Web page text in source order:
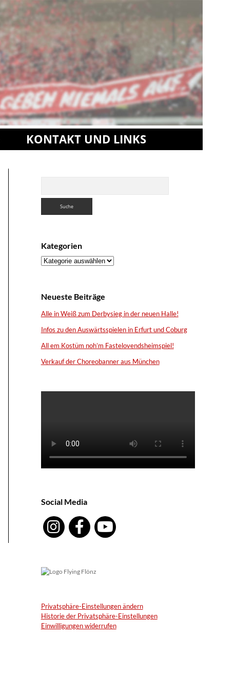
KONTAKT UND LINKS
Kategorien
Kategorien
Neueste Beiträge
Alle in Weiß zum Derbysieg in der neuen Halle!
Infos zu den Auswärtsspielen in Erfurt und Coburg
All em Kostüm noh’m Fastelovendsheimspiel!
Verkauf der Choreobanner aus München
Social Media
Privatsphäre-Einstellungen ändern
Historie der Privatsphäre-Einstellungen
Einwilligungen widerrufen